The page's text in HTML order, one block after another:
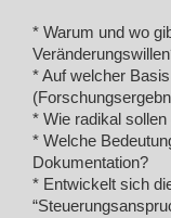
* Warum und wo
* Auf welcher
* Wie radikal
* Welche
Dokumentation?
* Entwickelt sich